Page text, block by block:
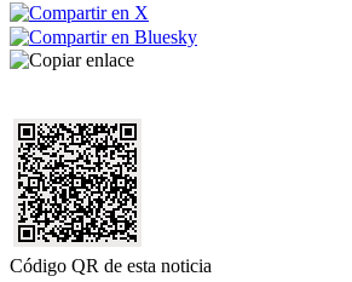
Código QR de esta noticia